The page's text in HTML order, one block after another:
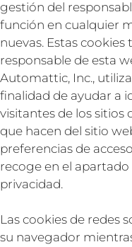
gestión del
función en cualquier
nuevas. Estas
responsable de esta
Automattic, Inc.,
finalidad de ayudar a
visitantes de los sitios
que hacen del sitio
preferencias de
recoge en el apartado
privacidad.
Las cookies de redes
su navegador